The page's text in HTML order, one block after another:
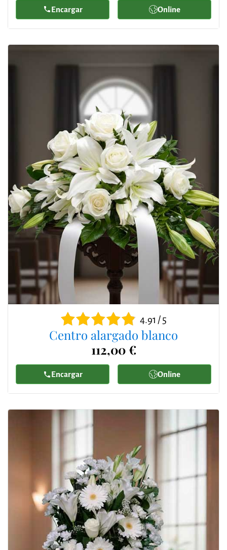
Encargar Online
4.91 / 5
Centro alargado blanco
112,00 €
Encargar Online